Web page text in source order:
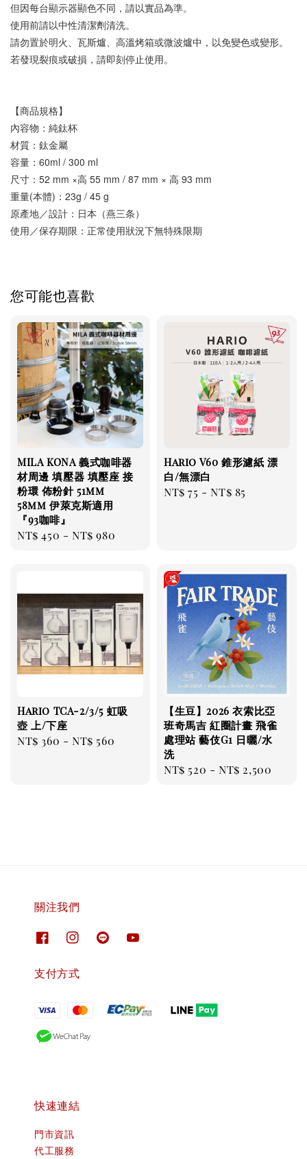
但因每台顯示器顯色不同，請以實品為準。
使用前請以中性清潔劑清洗。
請勿置於明火、瓦斯爐、高溫烤箱或微波爐中，以免變色或變形。
若發現裂痕或破損，請即刻停止使用。
【商品規格】
內容物：純鈦杯
材質：鈦金屬
容量：60ml / 300 ml
尺寸：52 mm ×高 55 mm / 87 mm × 高 93 mm
重量(本體)：23g / 45 g
原產地／設計：日本（燕三条）
使用／保存期限：正常使用狀況下無特殊限期
您可能也喜歡
MILA KONA 義式咖啡器
材周邊 填壓器 填壓座 接
粉環 佈粉針 51mm
58mm 伊萊克斯適用
『93咖啡』
Regular
NT$ 450 -NT$ 980
Hario V60 錐形濾紙 漂
白/無漂白
Regular
NT$ 75 -NT$ 85
Hario TCA-2/3/5 虹吸
壺 上/下座
Regular
NT$ 360 -NT$ 560
【生豆】2026 衣索比亞
班奇馬吉 紅圈計畫 飛雀
處理站 藝伎G1 日曬/水
洗
Regular
NT$ 520 -NT$ 2,500
關注我們
支付方式
快速連結
門市資訊
代工服務